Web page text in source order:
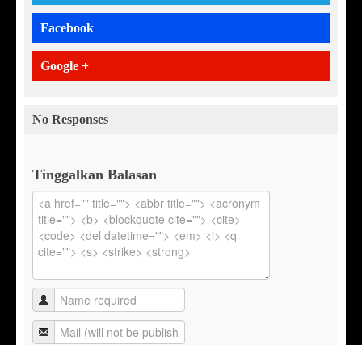
Facebook
Google +
No Responses
Tinggalkan Balasan